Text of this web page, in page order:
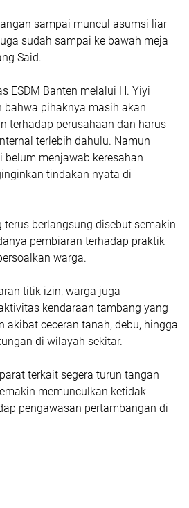
sampai muncul asumsi liar
sudah sampai ke bawah meja
Said.
ESDM Banten melalui H. Yiyi
bahwa pihaknya masih akan
terhadap perusahaan dan harus
terlebih dahulu. Namun
menjawab keresahan
tindakan nyata di
berlangsung disebut semakin
pembiaran terhadap praktik
warga.
titik izin, warga juga
kendaraan tambang yang
akibat ceceran tanah, debu, hingga
di wilayah sekitar.
terkait segera turun tangan
memunculkan ketidak
pengawasan pertambangan di